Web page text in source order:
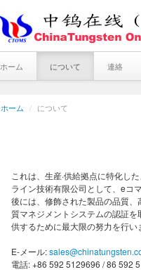
ホーム について 連絡
ホーム / について
これは、生産·供給拠点に特化し
ライン技術有限公司として、eコ
後には、修飾された製品の品質
質マネジメントシステムの認証
供するために最大限の努力を行い
E-メール:
電話: +86 592 5129696 / 86 592